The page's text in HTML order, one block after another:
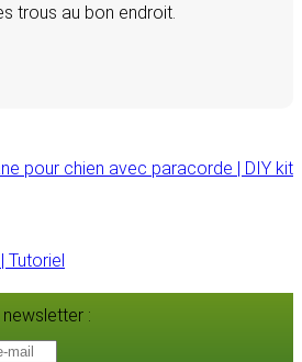
trous au bon endroit.
pour chien avec paracorde | DIY kit
: